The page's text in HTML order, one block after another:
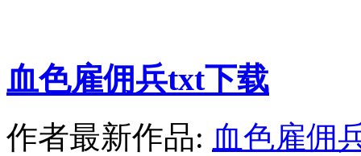
血色雇佣兵txt下载
作者最新作品: 血色雇佣